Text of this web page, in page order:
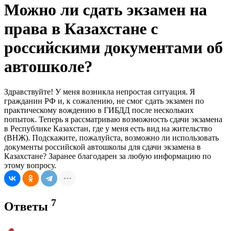
Можно ли сдать экзамен на
права в Казахстане с
российскими документами об
автошколе?
Здравствуйте! У меня возникла непростая ситуация. Я
гражданин РФ и, к сожалению, не смог сдать экзамен по
практическому вождению в ГИБДД после нескольких
попыток. Теперь я рассматриваю возможность сдачи экзамена
в Республике Казахстан, где у меня есть вид на жительство
(ВНЖ). Подскажите, пожалуйста, возможно ли использовать
документы российской автошколы для сдачи экзамена в
Казахстане? Заранее благодарен за любую информацию по
этому вопросу.
Ответы 7